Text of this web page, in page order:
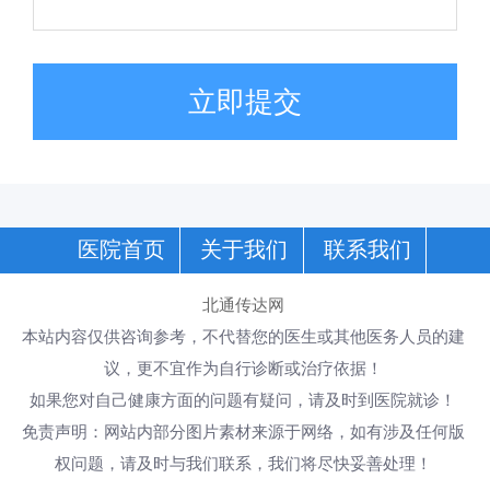
立即提交
医院首页 关于我们 联系我们
北通传达网
本站内容仅供咨询参考，不代替您的医生或其他医务人员的建
议，更不宜作为自行诊断或治疗依据！
如果您对自己健康方面的问题有疑问，请及时到医院就诊！
免责声明：网站内部分图片素材来源于网络，如有涉及任何版
权问题，请及时与我们联系，我们将尽快妥善处理！